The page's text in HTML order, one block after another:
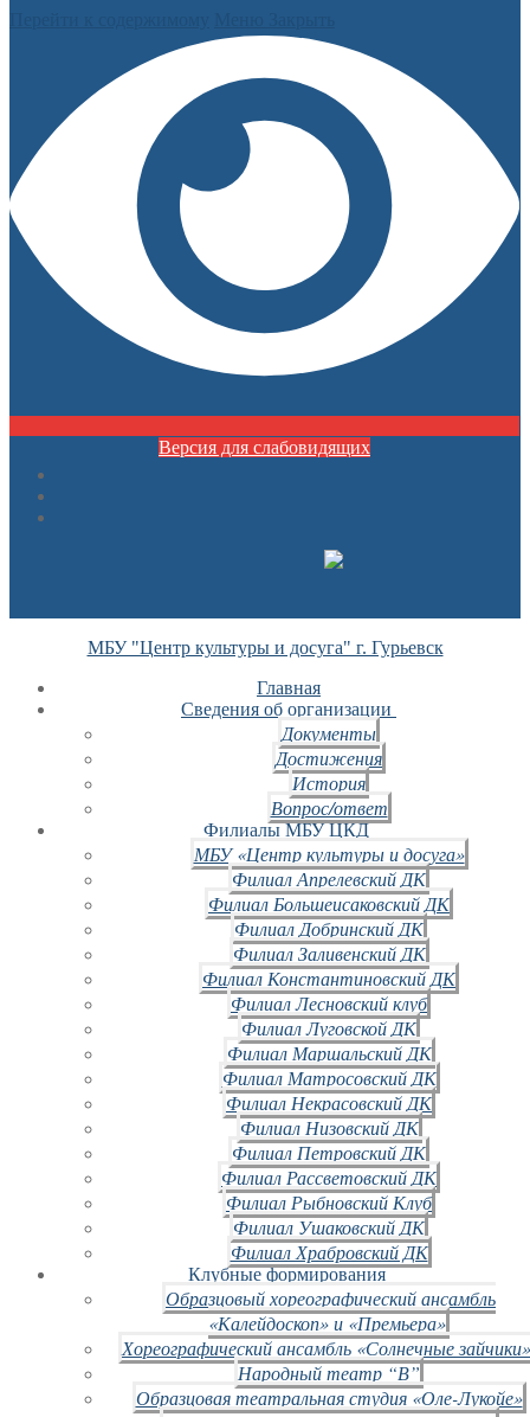
Версия для слабовидящих
МБУ "Центр культуры и досуга" г. Гурьевск
Главная
Сведения об организации
Документы
Достижения
История
Вопрос/ответ
Филиалы МБУ ЦКД
МБУ «Центр культуры и досуга»
Филиал Апрелевский ДК
Филиал Большеисаковский ДК
Филиал Добринский ДК
Филиал Заливенский ДК
Филиал Константиновский ДК
Филиал Лесновский клуб
Филиал Луговской ДК
Филиал Маршальский ДК
Филиал Матросовский ДК
Филиал Некрасовский ДК
Филиал Низовский ДК
Филиал Петровский ДК
Филиал Рассветовский ДК
Филиал Рыбновский Клуб
Филиал Ушаковский ДК
Филиал Храбровский ДК
Клубные формирования
Образцовый хореографический ансамбль
«Калейдоскоп» и «Премьера»
Хореографический ансамбль «Солнечные
Народный театр “В”
Образцовая театральная студия «Оле-Лукойе»